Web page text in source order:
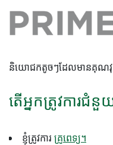
និយោជកតូចៗដែលមានគុណវុ
តើអ្នកត្រូវការជំនួយ
ខ្ញុំត្រូវការ គ្រូពេទ្យ។